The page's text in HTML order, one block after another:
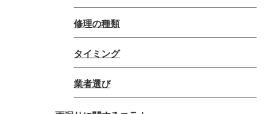
修理の種類
タイミング
業者選び